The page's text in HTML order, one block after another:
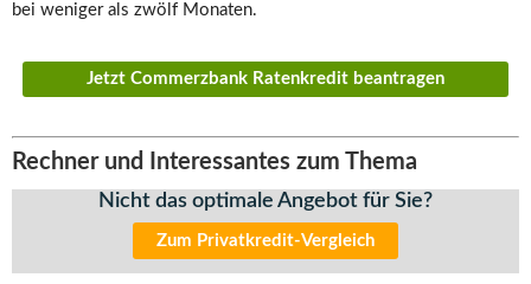
bei weniger als zwölf Monaten.
Jetzt Commerzbank Ratenkredit beantragen
Rechner und Interessantes zum Thema
Nicht das optimale Angebot für Sie?
Zum Privatkredit-Vergleich